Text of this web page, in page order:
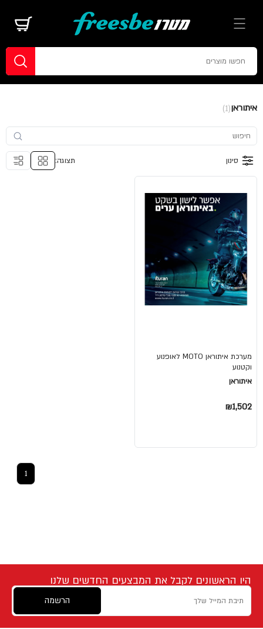
איתוראן(1)
סינון תצוגה:
מערכת איתוראן MOTO לאופנוע
וקטנוע
איתוראן
₪1,502
1
היו הראשונים לקבל את המבצעים החדשים שלנו
הרשמה